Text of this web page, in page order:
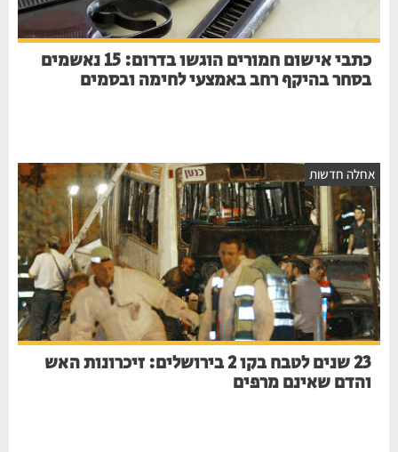
כתבי אישום חמורים הוגשו בדרום: 15 נאשמים
בסחר בהיקף רחב באמצעי לחימה ובסמים
חדשות
23 שנים לטבח בקו 2 בירושלים: זיכרונות האש
והדם שאינם מרפים